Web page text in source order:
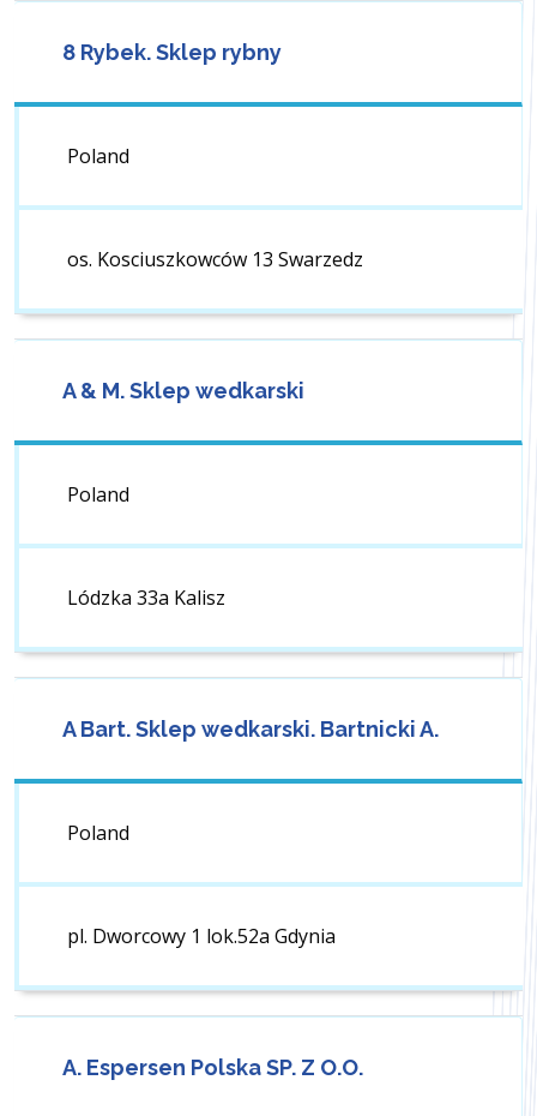
8 Rybek. Sklep rybny
Poland
os. Kosciuszkowców 13 Swarzedz
A & M. Sklep wedkarski
Poland
Lódzka 33a Kalisz
A Bart. Sklep wedkarski. Bartnicki A.
Poland
pl. Dworcowy 1 lok.52a Gdynia
A. Espersen Polska SP. Z O.O.